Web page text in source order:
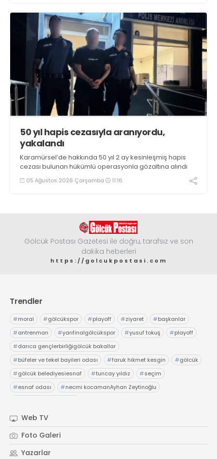
50 yıl hapis cezasıyla aranıyordu,
yakalandı
Karamürsel’de hakkında 50 yıl 2 ay kesinleşmiş hapis
cezası bulunan hükümlü operasyonla gözaltına alındı
05 Ağustos 2026 Çarşamba 11:16
Gölcük Postası Gazetesi ile doğru, tarafsız ve son
dakika heberleri
https://golcukpostasi.com
Trendler
#moral #gölcükspor #playoff #ziyaret #başkanlar
#antrenman #yarıfinalgölcükspor #yusuf tokuş #playoff
#darıca gençlerbirliğigölcük bakallar
#büfeler ve tekel bayileri odası #faruk hikmet kesgin #gölcük
#gölcük belediyesiesnaf #tuncay yıldız #seçim
#esnaf odası #necmi kocamanAyhan Zeytinoğlu
Web TV
Foto Galeri
Yazarlar